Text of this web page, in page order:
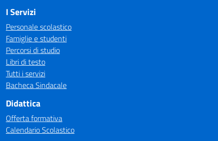
I Servizi
Personale scolastico
Famiglie e studenti
Percorsi di studio
Libri di testo
Tutti i servizi
Bacheca Sindacale
Didattica
Offerta formativa
Calendario Scolastico